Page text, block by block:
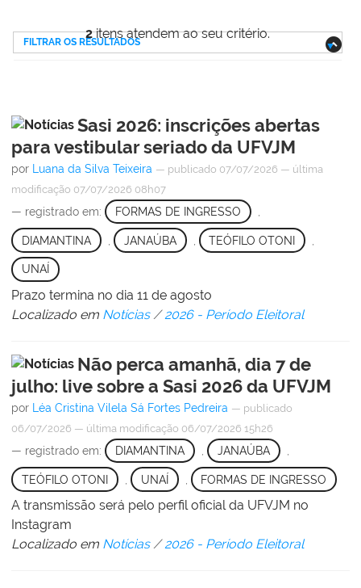
2itens atendem ao seu critério.
FILTRAR OS RESULTADOS
Sasi 2026: inscrições abertas
para vestibular seriado da UFVJM
por Luana da Silva Teixeira — publicado 07/07/2026 — última
modificação 07/07/2026 08h07
— registrado em: FORMAS DE INGRESSO
DIAMANTINA JANAÚBA TEÓFILO OTONI
UNAÍ
Prazo termina no dia 11 de agosto
Localizado em Notícias /2026 - Período Eleitoral
Não perca amanhã, dia 7 de
julho: live sobre a Sasi 2026 da UFVJM
por Léa Cristina Vilela Sá Fortes Pedreira — publicado
06/07/2026 — última modificação 06/07/2026 15h26
— registrado em: DIAMANTINA JANAÚBA
TEÓFILO OTONI UNAÍ FORMAS DE INGRESSO
A transmissão será pelo perfil oficial da UFVJM no
Instagram
Localizado em Notícias /2026 - Período Eleitoral